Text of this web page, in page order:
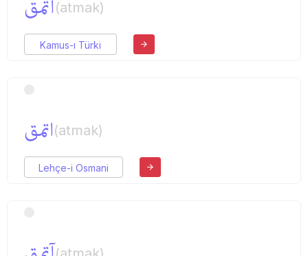
آتمق(atmak)
Kamus-ı Türki
اتمق(atmak)
Lehçe-i Osmani